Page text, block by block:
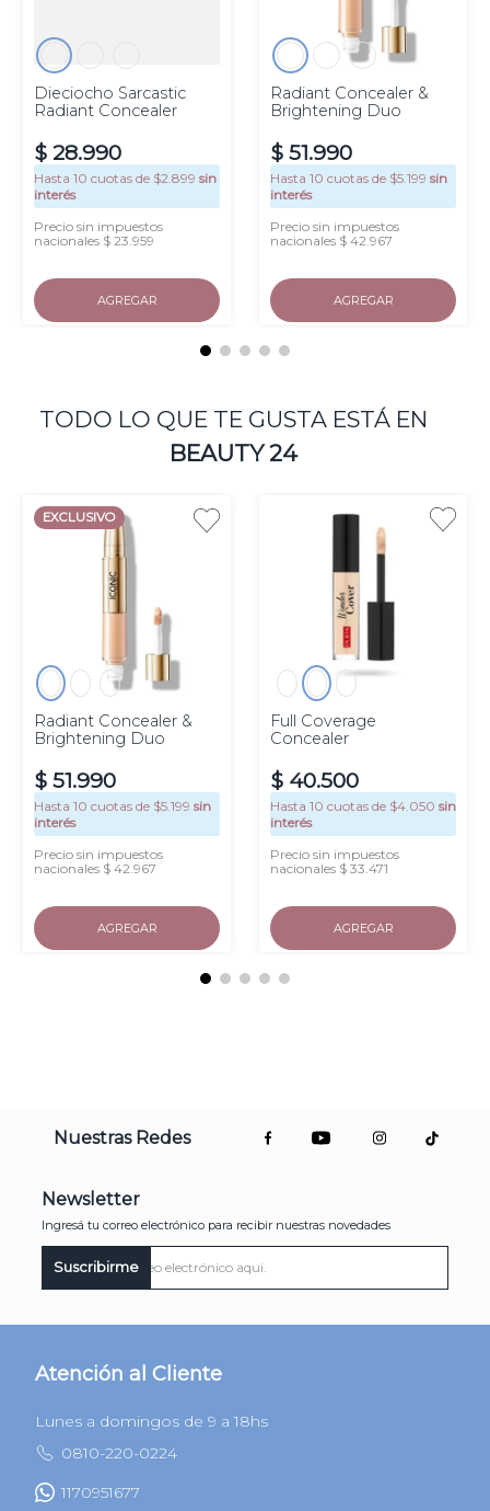
Dieciocho Sarcastic
Radiant Concealer
$ 28.990
Hasta 10 cuotas de $2.899 sin
interés
Precio sin impuestos
nacionales $ 23.959
AGREGAR
Radiant Concealer &
Brightening Duo
$ 51.990
Hasta 10 cuotas de $5.199 sin
interés
Precio sin impuestos
nacionales $ 42.967
AGREGAR
TODO LO QUE TE GUSTA ESTÁ EN
BEAUTY 24
EXCLUSIVO
Radiant Concealer &
Brightening Duo
$ 51.990
Hasta 10 cuotas de $5.199 sin
interés
Precio sin impuestos
nacionales $ 42.967
AGREGAR
Full Coverage
Concealer
$ 40.500
Hasta 10 cuotas de $4.050 sin
interés
Precio sin impuestos
nacionales $ 33.471
AGREGAR
Nuestras Redes
Newsletter
Ingresá tu correo electrónico para recibir nuestras novedades
Suscribirme
Atención al Cliente
Lunes a domingos de 9 a 18hs
0810-220-0224
1170951677